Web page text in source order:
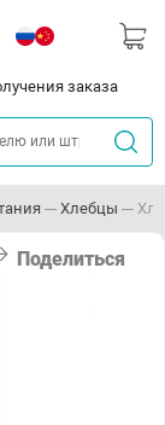
заказа
Хлебцы
Поделиться